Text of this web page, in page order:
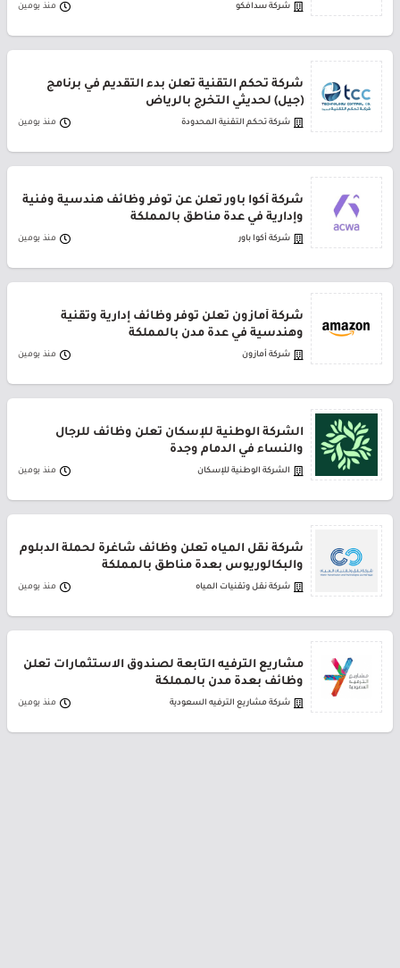
شركة سدافكو منذ يومين
شركة تحكم التقنية تعلن بدء التقديم في برنامج
(جيل) لحديثي التخرج بالرياض
شركة تحكم التقنية المحدودة منذ يومين
شركة أكوا باور تعلن عن توفر وظائف هندسية وفنية
وإدارية في عدة مناطق بالمملكة
شركة أكوا باور منذ يومين
شركة أمازون تعلن توفر وظائف إدارية وتقنية
وهندسية في عدة مدن بالمملكة
شركة أمازون منذ يومين
الشركة الوطنية للإسكان تعلن وظائف للرجال
والنساء في الدمام وجدة
الشركة الوطنية للإسكان منذ يومين
شركة نقل المياه تعلن وظائف شاغرة لحملة الدبلوم
والبكالوريوس بعدة مناطق بالمملكة
شركة نقل وتقنيات المياه منذ يومين
مشاريع الترفيه التابعة لصندوق الاستثمارات تعلن
وظائف بعدة مدن بالمملكة
شركة مشاريع الترفيه السعودية منذ يومين